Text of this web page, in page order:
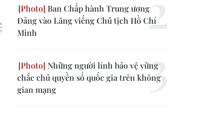
Ban Chấp hành Trung ương
Đảng vào Lăng viếng Chủ tịch Hồ Chí
Minh
Những người lính bảo vệ vững
chắc chủ quyền số quốc gia trên không
gian mạng